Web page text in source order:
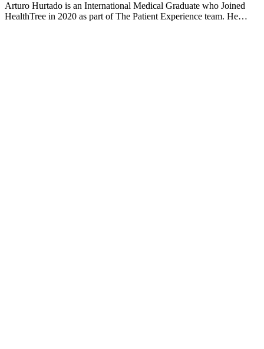
Arturo Hurtado is an International Medical Graduate who Joined
HealthTree in 2020 as part of The Patient Experience team. He